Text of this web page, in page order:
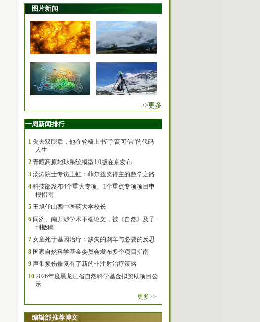
图片新闻
>>更多
一周新闻排行
1 失去双腿后，他在轮椅上书写“高可信”的代码
人生
2 青藏高原地球系统模型1.0版在京发布
3 汤涛院士专访王虹：菲尔兹奖得主的数学之路
4 科技部发布4个重大专项、1个重点专项项目申
报指南
5 王旭任山西中医药大学校长
6 同济、南开涉学术不端论文，被《自然》及子
刊撤稿
7 女童死于基因治疗：缺失的刹车与必要的反思
8 国家自然科学基金委员会发布多个项目指南
9 声带损伤修复有了新的非注射治疗策略
10 2026年度黑龙江省自然科学基金拟资助项目公
示
更多>>
编辑部推荐博文